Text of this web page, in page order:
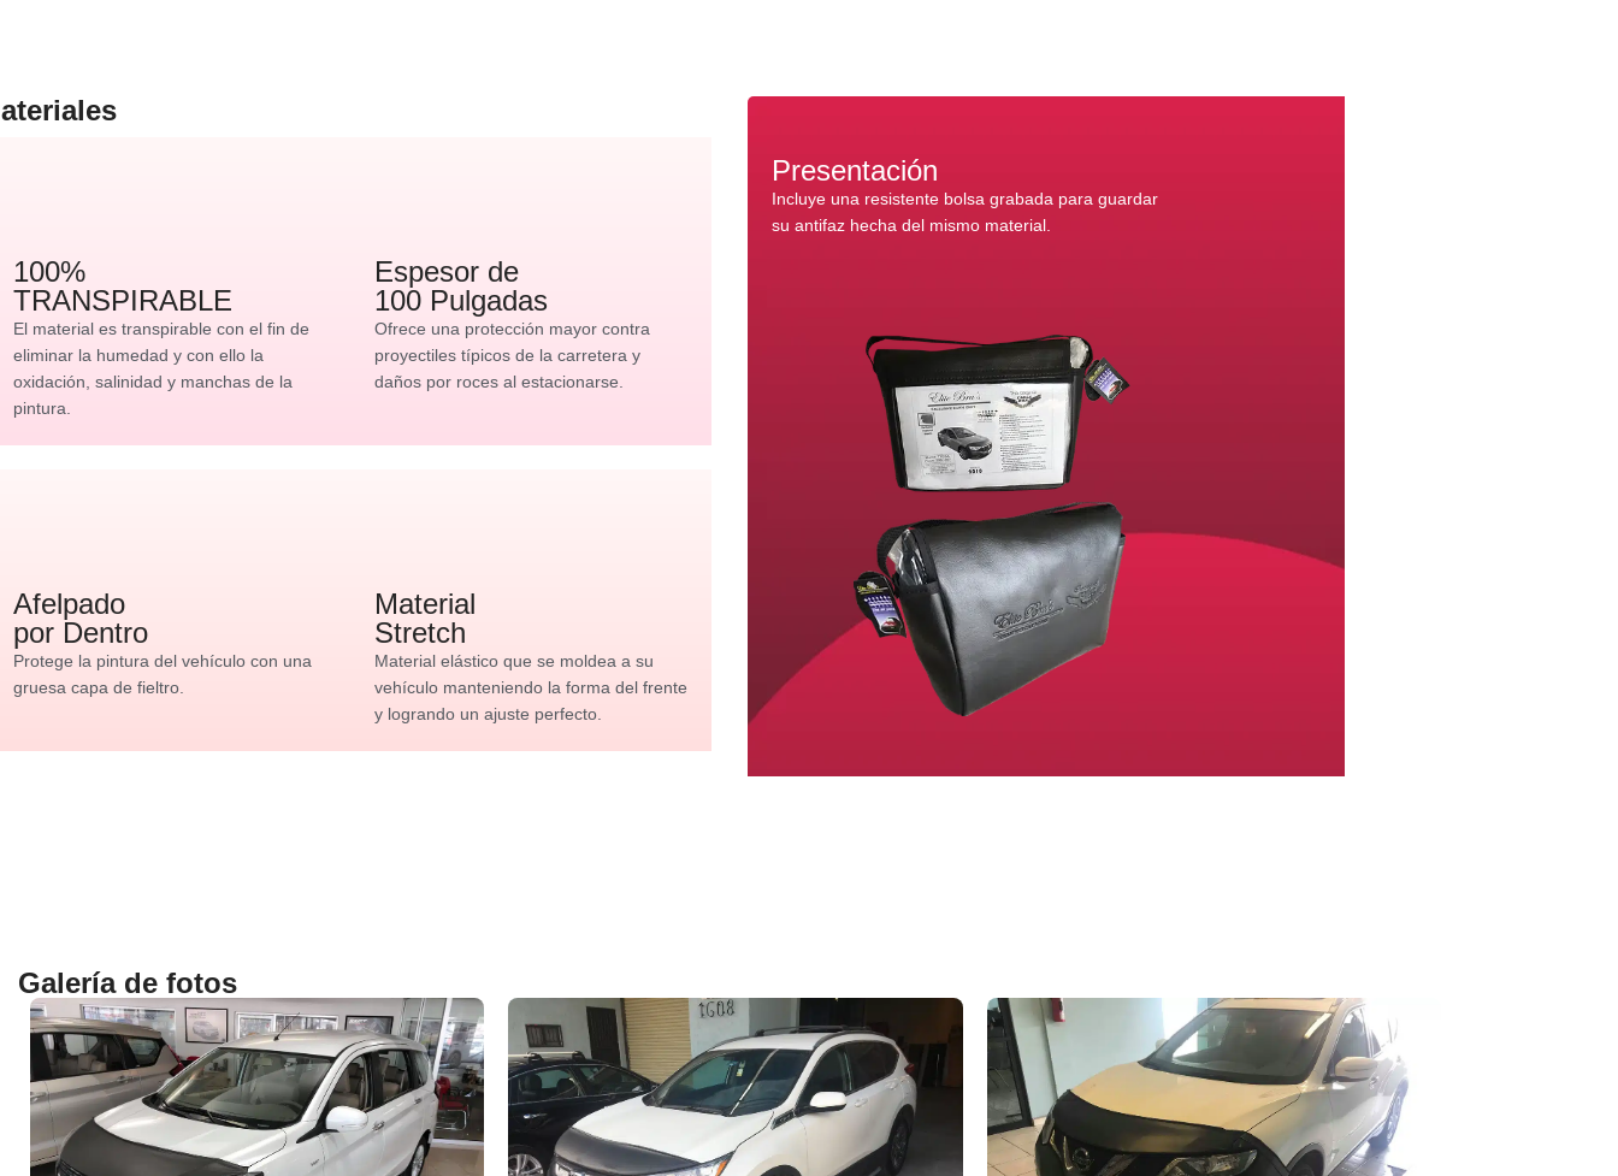
100%
TRANSPIRABLE
El material es transpirable con el fin de
eliminar la humedad y con ello la
oxidación, salinidad y manchas de la
pintura.
Espesor de
100 Pulgadas
Ofrece una protección mayor contra
proyectiles típicos de la carretera y
daños por roces al estacionarse.
Afelpado
por Dentro
Protege la pintura del vehículo con una
gruesa capa de fieltro.
Material
Stretch
Material elástico que se moldea a su
vehículo manteniendo la forma del frente
y logrando un ajuste perfecto.
Presentación
Incluye una resistente bolsa grabada para guardar
su antifaz hecha del mismo material.
Galería de fotos